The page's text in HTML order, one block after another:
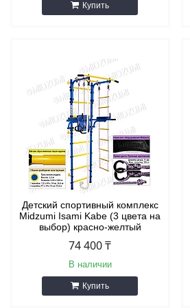
Купить
Детский спортивный комплекс
Midzumi Isami Kabe (3 цвета на
выбор) красно-желтый
74 400 ₸
В наличии
Купить